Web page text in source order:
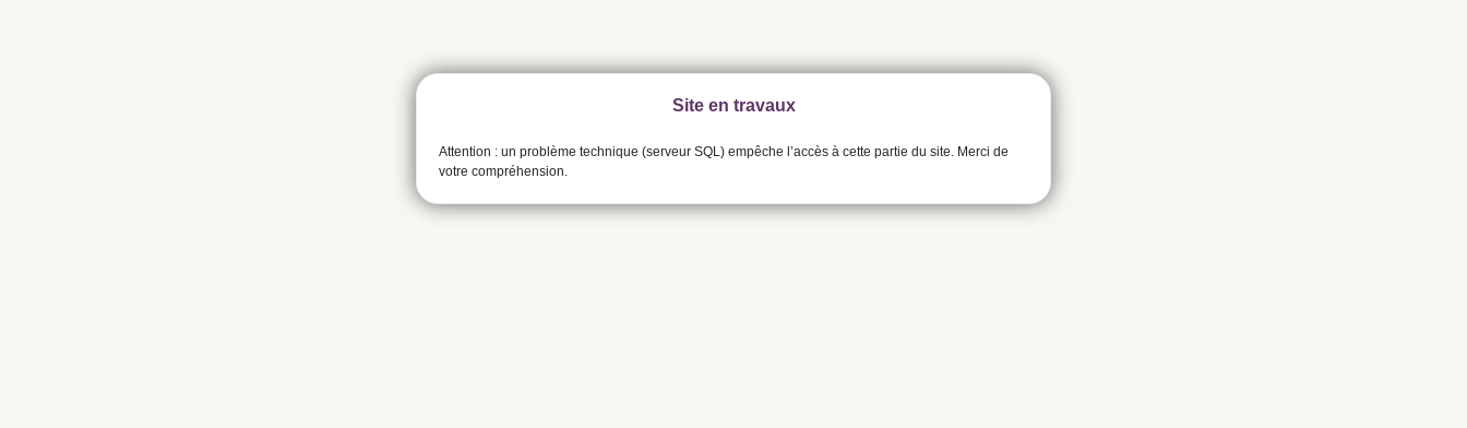
Site en travaux
Attention : un problème technique (serveur SQL) empêche l’accès à cette partie du site. Merci de
votre compréhension.